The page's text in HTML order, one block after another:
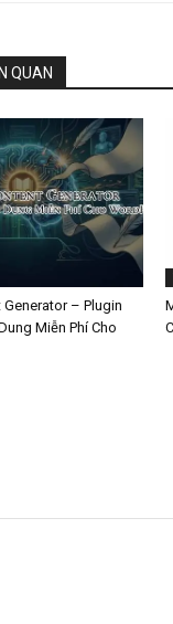
QUAN
Generator – Plugin
Miễn Phí Cho